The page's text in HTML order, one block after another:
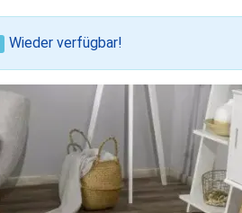
Wieder verfügbar!